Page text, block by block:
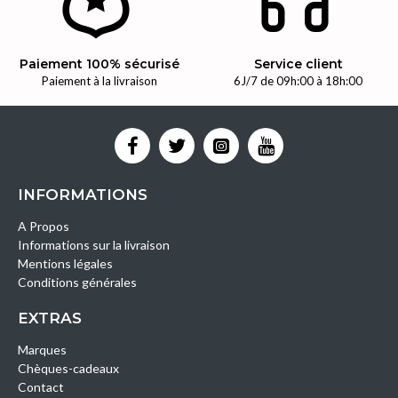
Paiement 100% sécurisé
Paiement à la livraison
Service client
6J/7 de 09h:00 à 18h:00
INFORMATIONS
A Propos
Informations sur la livraison
Mentions légales
Conditions générales
EXTRAS
Marques
Chèques-cadeaux
Contact